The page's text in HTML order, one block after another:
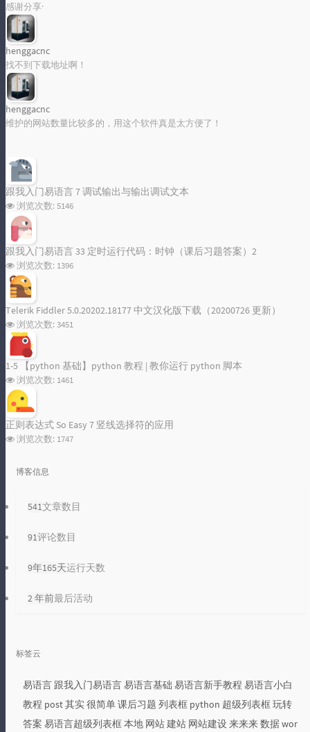
感谢分享·
henggacnc
找不到下载地址啊！
henggacnc
维护的网站数量比较多的，用这个软件真是太方便了！
跟我入门易语言 7 调试输出与输出调试文本
浏览次数: 5146
跟我入门易语言 33 定时运行代码：时钟（课后习题答案）2
浏览次数: 1396
Telerik Fiddler 5.0.20202.18177 中文汉化版下载（20200726 更新）
浏览次数: 3451
1-5 【python 基础】python 教程 | 教你运行 python 脚本
浏览次数: 1461
正则表达式 So Easy 7 竖线选择符的应用
浏览次数: 1747
博客信息
541文章数目
91评论数目
9年165天运行天数
2 年前最后活动
标签云
易语言 跟我入门易语言易语言基础 易语言新手教程 易语言小白
教程 post其实 很简单课后习题 列表框 python 超级列表框玩转
答案 易语言超级列表框本地 网站建站 网站建设来来来数据wor